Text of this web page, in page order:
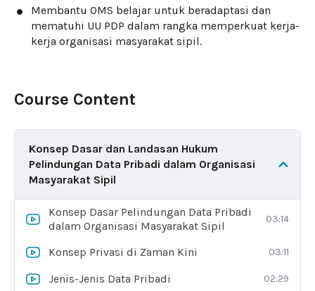
Membantu OMS belajar untuk beradaptasi dan
mematuhi UU PDP dalam rangka memperkuat kerja-
kerja organisasi masyarakat sipil.
Course Content
Konsep Dasar dan Landasan Hukum
Pelindungan Data Pribadi dalam Organisasi
Masyarakat Sipil
Konsep Dasar Pelindungan Data Pribadi
dalam Organisasi Masyarakat Sipil
03:14
Konsep Privasi di Zaman Kini 03:11
Jenis-Jenis Data Pribadi 02:29